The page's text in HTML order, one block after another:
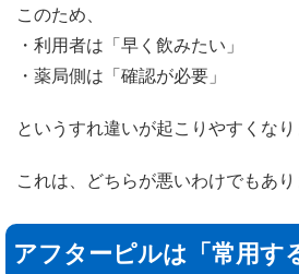
このため、
・利用者は「早く飲みたい」
・薬局側は「確認が必要」
というすれ違いが起こりやすくなり
これは、どちらが悪いわけでもあり
アフターピルは「常用す